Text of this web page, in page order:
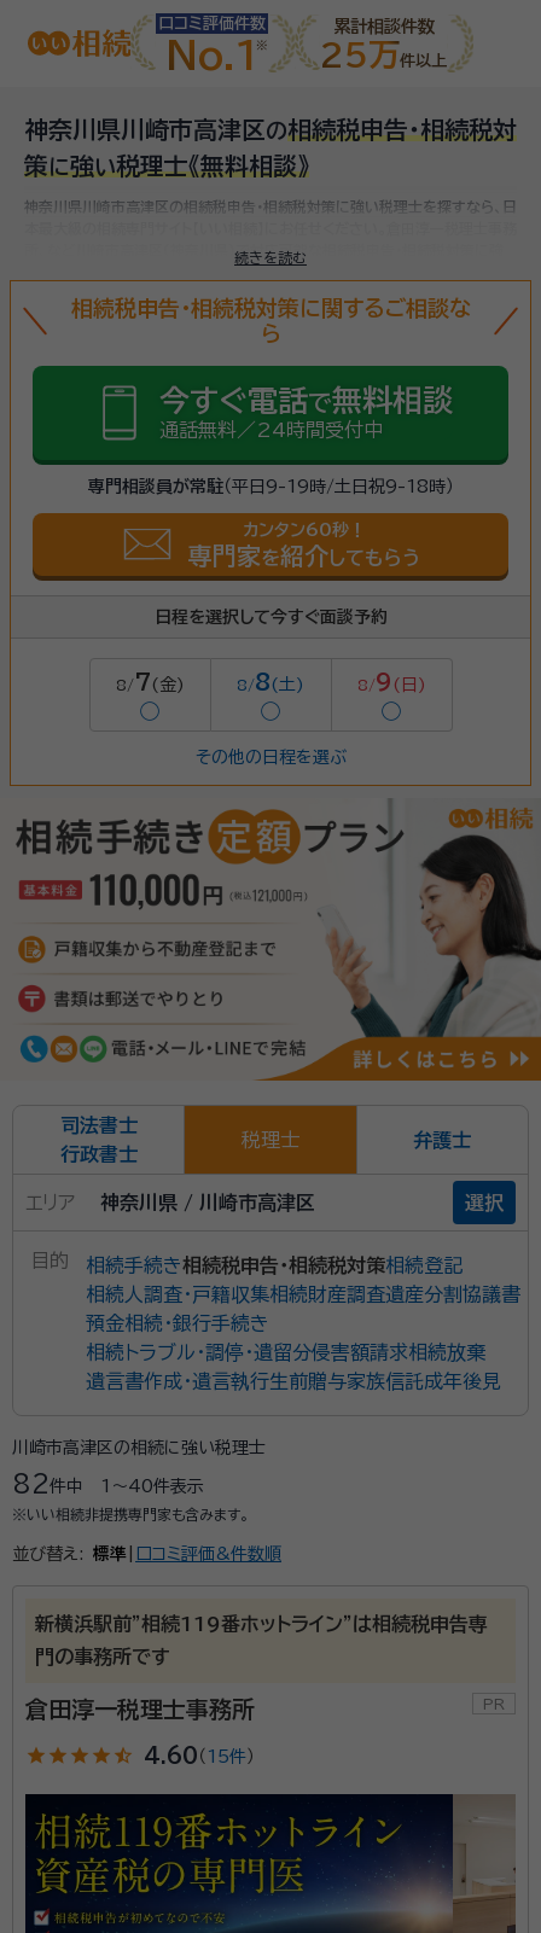
口コミ評価件数
No.1
累計相談件数
25万件以上
神奈川県川崎市高津区の相続税申告・相続税対
策に強い税理士《無料相談》
続きを読む
神奈川県川崎市高津区の相続税申告・相続税対策に強い税理士を探すなら、日
川崎市高津区(神奈川県)で対応可能な相続税申告・相続税対策に強
相続税申告・相続税対策に関するご相談な
ら
今すぐ電話で無料相談
通話無料／24時間受付中
専門相談員が常駐（平日9-19時/土日祝9-18時）
カンタン60秒！
専門家を紹介 してもらう
日程を選択して今すぐ面談予約
8/7 (金)
◯
8/8(土)
◯
8/9 (日)
◯
その他の日程を選ぶ
司法書士
行政書士
税理士 弁護士
エリア 神奈川県 / 川崎市高津区 選択
目的 相続手続き相続税申告・相続税対策相続登記
相続人調査・戸籍収集相続財産調査遺産分割協議書
預金相続・銀行手続き
相続トラブル・調停・遺留分侵害額請求相続放棄
遺言書作成・遺言執行生前贈与家族信託成年後見
川崎市高津区の相続に強い税理士
82件中 1〜40件表示
※いい相続非提携専門家も含みます。
並び替え: 標準 口コミ評価&件数順
新横浜駅前"相続119番ホットライン"は相続税申告専
門の事務所です
倉田淳一税理士事務所
star star star star star_half 4.60 （ 15件 ）